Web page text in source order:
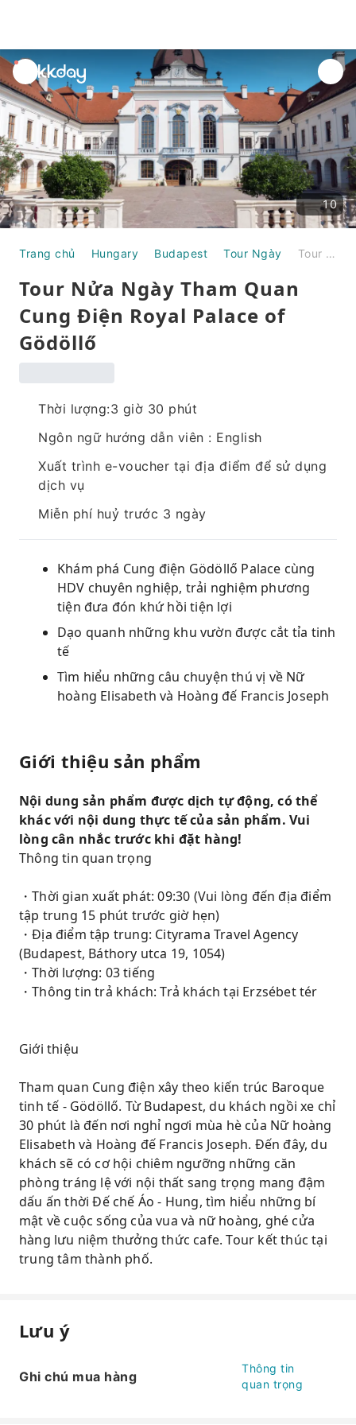
unread
notifications
10
Trang chủ Hungary Budapest Tour Ngày Tour Nửa Ngày Tham Quan Cung Điện Royal Palace of Gödöllő
Tour Nửa Ngày Tham Quan
Cung Điện Royal Palace of
Gödöllő
Thời lượng:3 giờ 30 phút
Ngôn ngữ hướng dẫn viên : English
Xuất trình e-voucher tại địa điểm để sử dụng
dịch vụ
Miễn phí huỷ trước 3 ngày
Khám phá Cung điện Gödöllő Palace cùng
HDV chuyên nghiệp, trải nghiệm phương
tiện đưa đón khứ hồi tiện lợi
Dạo quanh những khu vườn được cắt tỉa tinh
tế
Tìm hiểu những câu chuyện thú vị về Nữ
hoàng Elisabeth và Hoàng đế Francis Joseph
Giới thiệu sản phẩm
Nội dung sản phẩm được dịch tự động, có thể
khác với nội dung thực tế của sản phẩm. Vui
lòng cân nhắc trước khi đặt hàng!
Thông tin quan trọng
・Thời gian xuất phát: 09:30 (Vui lòng đến địa điểm
tập trung 15 phút trước giờ hẹn)
・Địa điểm tập trung: Cityrama Travel Agency
(Budapest, Báthory utca 19, 1054)
・Thời lượng: 03 tiếng
・Thông tin trả khách: Trả khách tại Erzsébet tér
Giới thiệu
Tham quan Cung điện xây theo kiến trúc Baroque
tinh tế - Gödöllő. Từ Budapest, du khách ngồi xe chỉ
30 phút là đến nơi nghỉ ngơi mùa hè của Nữ hoàng
Elisabeth và Hoàng đế Francis Joseph. Đến đây, du
khách sẽ có cơ hội chiêm ngưỡng những căn
phòng tráng lệ với nội thất sang trọng mang đậm
dấu ấn thời Đế chế Áo - Hung, tìm hiểu những bí
mật về cuộc sống của vua và nữ hoàng, ghé cửa
hàng lưu niệm thưởng thức cafe. Tour kết thúc tại
trung tâm thành phố.
Lưu ý
Ghi chú mua hàng
Thông tin
quan trọng